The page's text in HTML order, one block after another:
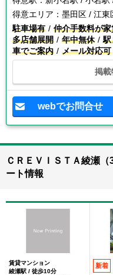
得意エリア： 墨田区 / 江東
駐車場有
仲介手数料が
多店舗展開
年中無休 駅
車でご案内
メール対応可
掲載
webでお問合せ
ＣＲＥＶＩＳＴＡ綾瀬
ート情報
賃貸マンション
綾瀬駅 / 徒歩10分
新着